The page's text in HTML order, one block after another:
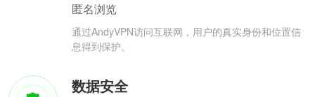
匿名浏览
通过AndyVPN访问互联网，用户的真实身份和位置信
息得到保护。
数据安全